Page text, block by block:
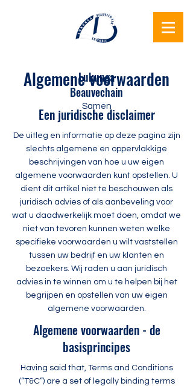
Lukunga
Beauvechain
Samen
Algemene voorwaarden
Een juridische disclaimer
De uitleg en informatie op deze pagina zijn
slechts algemene en oppervlakkige
beschrijvingen van hoe u uw eigen
algemene voorwaarden kunt opstellen. U
dient dit artikel niet te beschouwen als
juridisch advies of als aanbeveling voor
wat u daadwerkelijk moet doen, omdat we
niet van tevoren kunnen weten welke
specifieke voorwaarden u wilt vaststellen
tussen uw bedrijf en uw klanten en
bezoekers. Wij raden u aan juridisch
advies in te winnen om u te helpen bij het
begrijpen en opstellen van uw eigen
algemene voorwaarden.
Algemene voorwaarden - de
basisprincipes
Having said that, Terms and Conditions
(“T&C”) are a set of legally binding terms